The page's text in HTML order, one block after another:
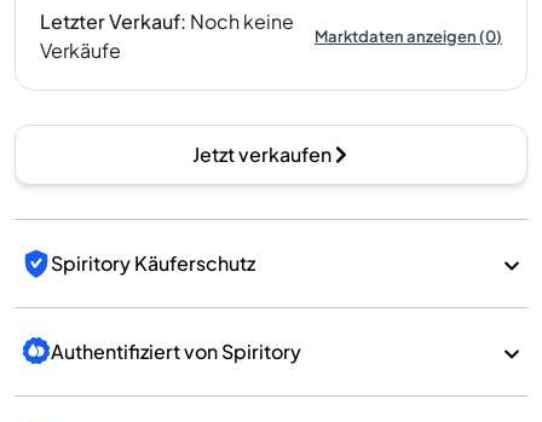
Letzter Verkauf: Noch keine
Verkäufe
Marktdaten anzeigen(0)
Jetzt verkaufen
Spiritory Käuferschutz
Authentifiziert von Spiritory